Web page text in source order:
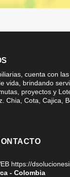
cuenta con
vida, brindando
proyectos y
Chia, Cota, Cajica,
https://
- Colombia